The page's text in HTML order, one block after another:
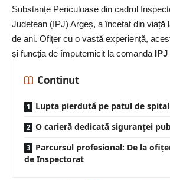
Substanțe Periculoase din cadrul
Județean (IPJ) Argeș, a încetat din viață
de ani. Ofițer cu o vastă experiență,
și funcția de împuternicit la comanda IPJ
Continut
Lupta pierdută pe patul de spital
O carieră dedicată siguranței
Parcursul profesional: De la
de Inspectorat